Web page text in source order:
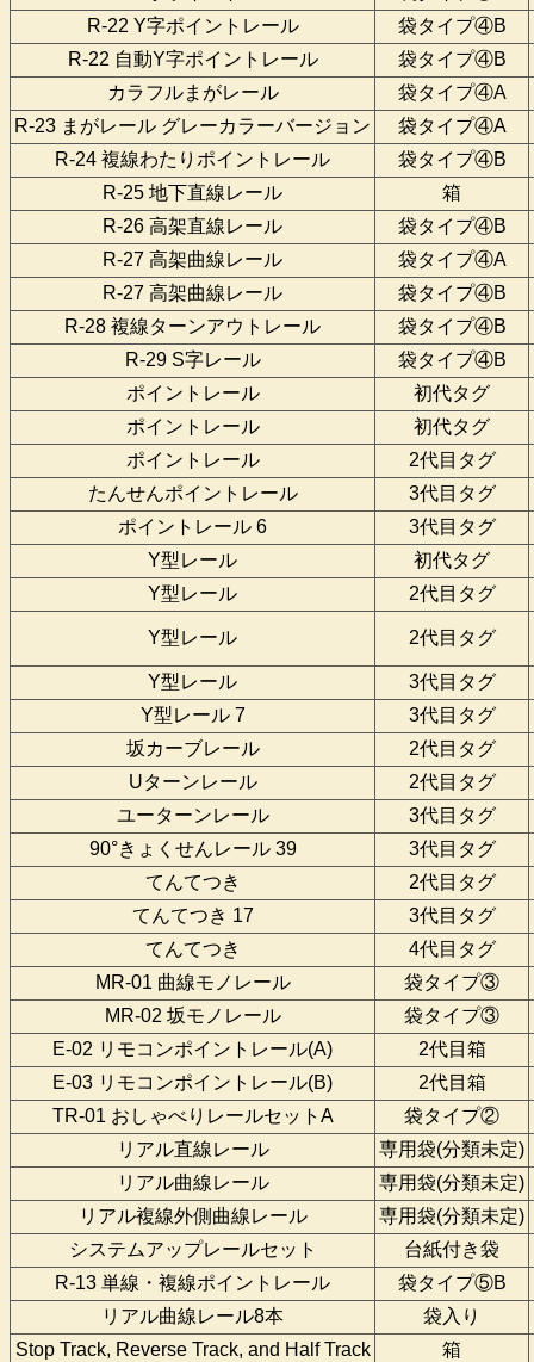
R-22 Y字ポイントレール
袋タイプ④B
R-22 自動Y字ポイントレール
袋タイプ④B
カラフルまがレール
袋タイプ④A
R-23 まがレール グレーカラーバージョン
袋タイプ④A
R-24 複線わたりポイントレール
袋タイプ④B
R-25 地下直線レール
箱
R-26 高架直線レール
袋タイプ④B
R-27 高架曲線レール
袋タイプ④A
R-27 高架曲線レール
袋タイプ④B
R-28 複線ターンアウトレール
袋タイプ④B
R-29 S字レール
袋タイプ④B
ポイントレール
初代タグ
ポイントレール
初代タグ
ポイントレール
2代目タグ
たんせんポイントレール
3代目タグ
ポイントレール 6
3代目タグ
Y型レール
初代タグ
Y型レール
2代目タグ
Y型レール 2代目タグ
Y型レール
3代目タグ
Y型レール 7
3代目タグ
坂カーブレール
2代目タグ
Uターンレール
2代目タグ
ユーターンレール
3代目タグ
90°きょくせんレール 39
3代目タグ
てんてつき
2代目タグ
てんてつき 17
3代目タグ
てんてつき
4代目タグ
MR-01 曲線モノレール
袋タイプ③
MR-02 坂モノレール
袋タイプ③
E-02 リモコンポイントレール(A)
2代目箱
E-03 リモコンポイントレール(B)
2代目箱
TR-01 おしゃべりレールセットA
袋タイプ②
リアル直線レール
専用袋(分類未定)
リアル曲線レール
専用袋(分類未定)
リアル複線外側曲線レール
専用袋(分類未定)
システムアップレールセット
台紙付き袋
R-13 単線・複線ポイントレール
袋タイプ⑤B
リアル曲線レール8本
袋入り
Stop Track, Reverse Track, and Half Track
箱